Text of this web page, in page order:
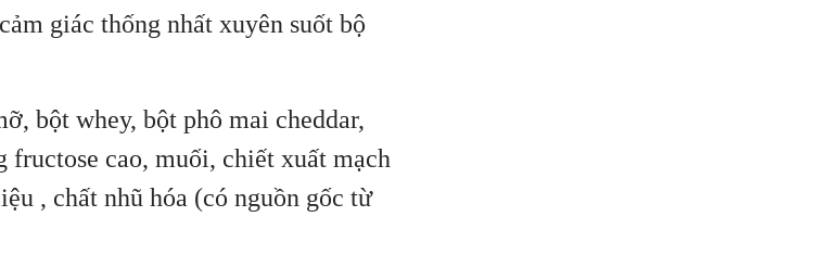
giác thống nhất xuyên suốt bộ
bột whey, bột phô mai cheddar,
cao, muối, chiết xuất mạch
, chất nhũ hóa (có nguồn gốc từ